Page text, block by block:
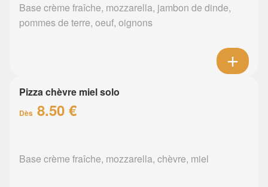
Base crème fraîche, mozzarella, jambon de dinde,
pommes de terre, oeuf, oignons
Pizza chèvre miel solo
Dès 8.50 €
Base crème fraîche, mozzarella, chèvre, miel